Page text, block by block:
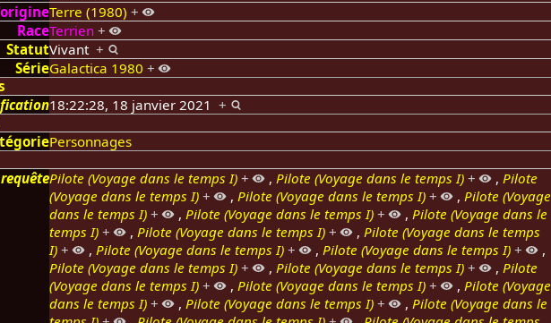
Terre (1980) +
RaceTerrien +
StatutVivant+
SérieGalactica 1980 +
18:22:28, 18 janvier 2021 +
Personnages
Pilote (Voyage dans le temps I) + , Pilote (Voyage dans le temps I) + , Pilote
(Voyage dans le temps I) + , Pilote (Voyage dans le temps I) + , Pilote (Voyage
dans le temps I) + , Pilote (Voyage dans le temps I) + , Pilote (Voyage dans le
temps I) + , Pilote (Voyage dans le temps I) + , Pilote (Voyage dans le temps
I) + , Pilote (Voyage dans le temps I) + , Pilote (Voyage dans le temps I) +
,
Pilote (Voyage dans le temps I) + , Pilote (Voyage dans le temps I) + , Pilote
(Voyage dans le temps I) + , Pilote (Voyage dans le temps I) + , Pilote (Voyage
dans le temps I) + , Pilote (Voyage dans le temps I) + , Pilote (Voyage dans le